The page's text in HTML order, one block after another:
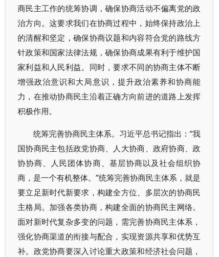
商民主工作的统筹协调，确保协商活动不偏离党的政
治方向。这要求我们在协商过程中，始终保持政治上
的清醒和坚定，确保协商议题和内容符合党的路线方
针政策和国家法律法规，确保协商成果有利于维护国
家利益和人民利益。同时，要求不同的协商主体不断
增强政治意识和大局意识，提升政治素养和协商能
力，在推动协商民主沿着正确方向前进的道路上发挥
积极作用。
统筹完善协商民主体系。习近平总书记指出：“我
国协商民主包括政党协商、人大协商、政府协商、政
协协商、人民团体协商、基层协商以及社会组织协
商，是一个有机整体。”统筹完善协商民主体系，就是
要立足新时代新要求，构建全方位、多层次的协商民
主格局。加强各类协商，构建全面的协商民主网络。
面对新时代复杂多变的问题，需完善协商民主体系，
强化协商渠道的衔接与配合，实现资源共享和优势互
补。政党协商要深入讨论重大政策和经济社会问题，